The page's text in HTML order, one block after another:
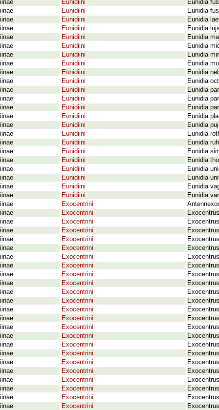
Eunidiini
Eunidia
Eunidiini
Eunidia
Eunidiini
Eunidia
Eunidiini
Eunidia
Eunidiini
Eunidia
Eunidiini
Eunidia
Eunidiini
Eunidia
Eunidiini
Eunidia
Eunidiini
Eunidia
Eunidiini
Eunidia
Eunidiini
Eunidia
Eunidiini
Eunidia
Eunidiini
Eunidia
Eunidiini
Eunidia
Eunidiini
Eunidia
Eunidiini
Eunidia
Eunidiini
Eunidia
Eunidiini
Eunidia
Eunidiini
Eunidia
Eunidiini
Eunidia
Eunidiini
Eunidia
Eunidiini
Eunidia
Eunidiini
Eunidia
Exocentrini
Exocentrini
Exocentrini
Exocentrini
Exocentrini
Exocentrini
Exocentrini
Exocentrini
Exocentrini
Exocentrini
Exocentrini
Exocentrini
Exocentrini
Exocentrini
Exocentrini
Exocentrini
Exocentrini
Exocentrini
Exocentrini
Exocentrini
Exocentrini
Exocentrini
Exocentrini
Exocentrini